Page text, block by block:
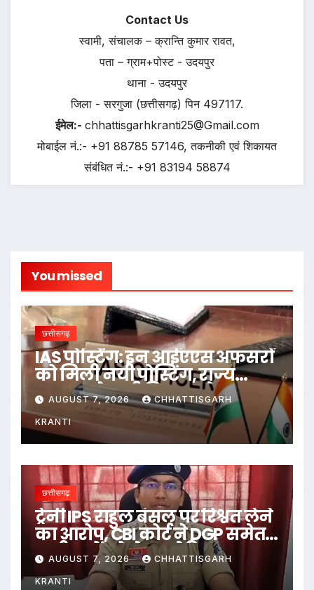
Contact Us
स्वामी, संचालक – क्रान्ति कुमार रावत,
पता – ग्राम+पोस्ट - उदयपुर
थाना - उदयपुर
जिला - सरगुजा (छत्तीसगढ़) पिन 497117.
ईमेल:- chhattisgarhkranti25@Gmail.com
मोबाईल नं.:- +91 88785 57146, तकनीकी एवं शिकायत
संबंधित नं.:- +91 83194 58874
You missed
छत्तीसगढ़
IAS पोस्टिंग: इन आईएएस अफसरों
को मिली नयी पोस्टिंग, राज्य
सरकार ने जारी किया आदेश
AUGUST 7, 2026 CHHATTISGARH
KRANTI
छत्तीसगढ़
ट्रेनी IPS राहुल बंसल पर रिश्वत लेने
का आरोप, CBI कोर्ट ने DGP समेत
सभी पक्षों को भेजा नोटिस
AUGUST 7, 2026 CHHATTISGARH
KRANTI